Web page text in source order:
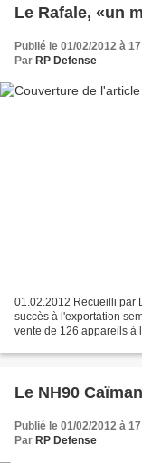
Le Rafale, «un
Publié le 01/02/2012 à
Par RP Defense
01.02.2012 Recueilli par
succès à l'exportation
vente de 126 appareils à
Le NH90
Publié le 01/02/2012 à
Par RP Defense